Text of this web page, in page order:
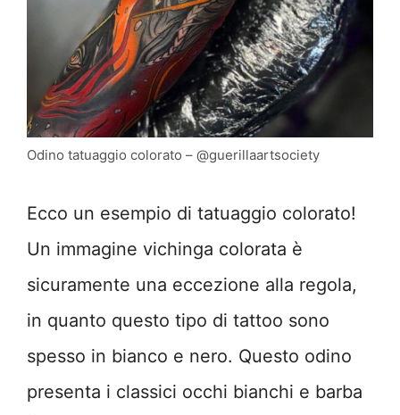
Odino tatuaggio colorato – @guerillaartsociety
Ecco un esempio di tatuaggio colorato!
Un immagine vichinga colorata è
sicuramente una eccezione alla regola,
in quanto questo tipo di tattoo sono
spesso in bianco e nero. Questo odino
presenta i classici occhi bianchi e barba